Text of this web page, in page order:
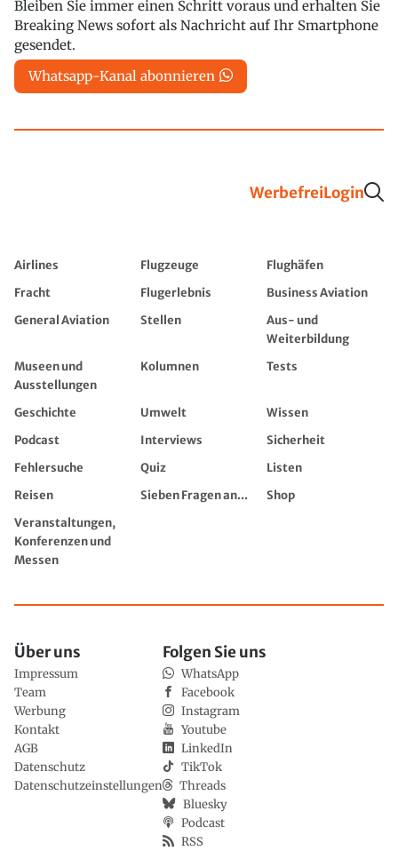
Bleiben Sie immer einen Schritt voraus und erhalten Sie
Breaking News sofort als Nachricht auf Ihr Smartphone
gesendet.
Whatsapp-Kanal abonnieren
WerbefreiLogin
Airlines Flugzeuge
Flughäfen
Fracht
Flugerlebnis
Business Aviation
General Aviation
Stellen
Aus- und
Weiterbildung
Museen und
Ausstellungen
Kolumnen Tests
Geschichte Umwelt
Wissen
Podcast
Interviews
Sicherheit
Fehlersuche
Quiz
Listen
Reisen
Sieben Fragen an...
Shop
Veranstaltungen,
Konferenzen und
Messen
Über uns
Impressum
Team
Werbung
Kontakt
AGB
Datenschutz
Datenschutzeinstellungen
Folgen Sie uns
WhatsApp
Facebook
Instagram
Youtube
LinkedIn
TikTok
Threads
Bluesky
Podcast
RSS